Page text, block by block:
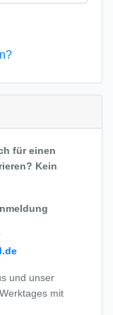
für einen
Kein
und unser
mit